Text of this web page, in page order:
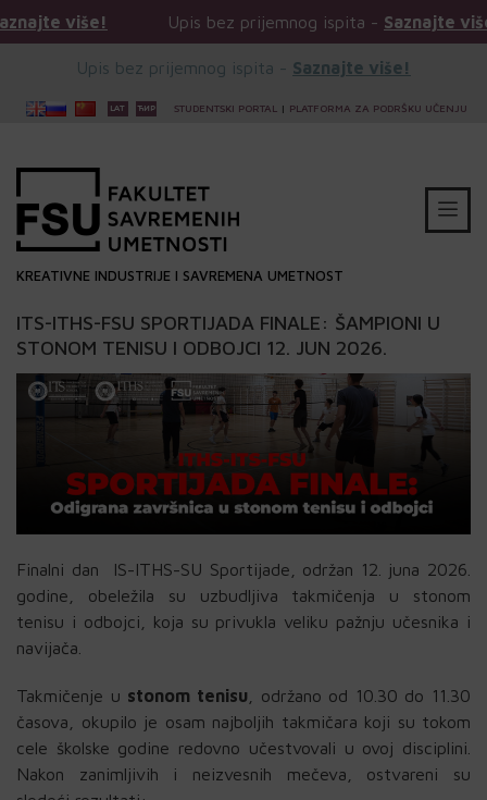
Upis bez prijemnog ispita -Saznajte više!
Upis bez prijemnog ispita - Saznajte više!
STUDENTSKI PORTAL | PLATFORMA ZA PODRŠKU UČENJU
KREATIVNE INDUSTRIJE I SAVREMENA UMETNOST
ITS-ITHS-FSU SPORTIJADA FINALE: ŠAMPIONI U
STONOM TENISU I ODBOJCI 12. JUN 2026.
Finalni dan IS-ITHS-SU Sportijade, održan 12. juna 2026.
godine, obeležila su uzbudljiva takmičenja u stonom
tenisu i odbojci, koja su privukla veliku pažnju učesnika i
navijača.
Takmičenje u stonom tenisu , održano od 10.30 do 11.30
časova, okupilo je osam najboljih takmičara koji su tokom
cele školske godine redovno učestvovali u ovoj disciplini.
Nakon zanimljivih i neizvesnih mečeva, ostvareni su